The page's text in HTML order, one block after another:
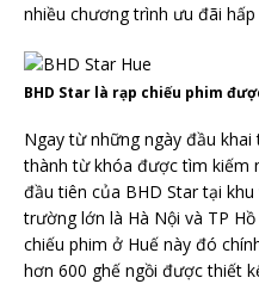
nhiều chương trình ưu đãi hấp
BHD Star là rạp chiếu phim
Ngay từ những ngày đầu
thành từ khóa được tìm kiếm
đầu tiên của BHD Star tại
trường lớn là Hà Nội và TP
chiếu phim ở Huế này đó
hơn 600 ghế ngồi được thiết